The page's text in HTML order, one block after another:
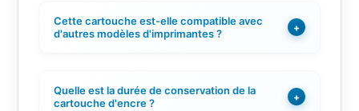
Cette cartouche est-elle compatible avec
d'autres modèles d'imprimantes ?
+
Quelle est la durée de conservation de la
cartouche d'encre ?
+